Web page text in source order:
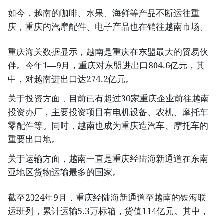
如今，越南的咖啡、水果、海鲜等产品不断运往重
庆，重庆的汽摩配件、电子产品也在销往越南市场。
重庆海关数据显示，越南是重庆在东盟最大的贸易伙
伴。今年1—9月，重庆对东盟进出口804.6亿元，其
中，对越南进出口达274.2亿元。
关于投资方面，目前已有超过30家重庆企业前往越南
投资办厂，主要投资项目有电机设备、农机、摩托车
零配件等。同时，越南也成为重庆造汽车、摩托车的
重要出口地。
关于运输方面，越南一直是重庆经陆海新通道在东南
亚地区货物运输最多的国家。
截至2024年9月，重庆经陆海新通道至越南的铁海联
运班列，累计运输5.3万标箱，货值114亿元。其中，